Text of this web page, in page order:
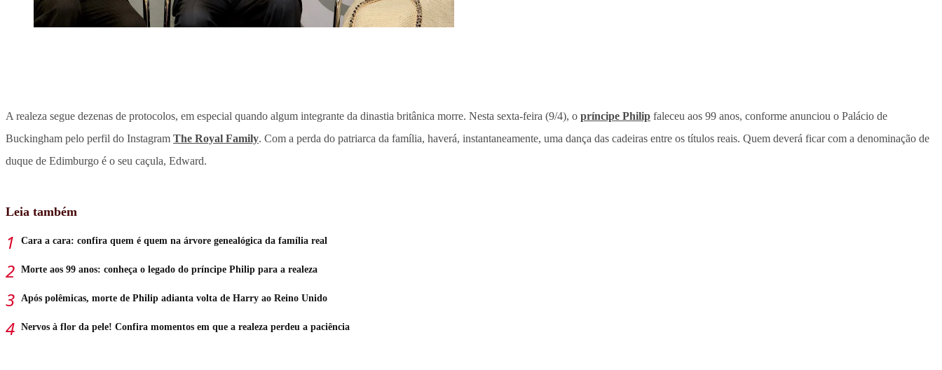
A realeza segue dezenas de protocolos, em especial quando algum integrante da dinastia britânica morre. Nesta sexta-feira (9/4), o príncipe Philip faleceu aos 99 anos, conforme anunciou o Palácio de
Buckingham pelo perfil do Instagram The Royal Family. Com a perda do patriarca da família, haverá, instantaneamente, uma dança das cadeiras entre os títulos reais. Quem deverá ficar com a denominação de
duque de Edimburgo é o seu caçula, Edward.
Leia também
Cara a cara: confira quem é quem na árvore genealógica da família real
Morte aos 99 anos: conheça o legado do príncipe Philip para a realeza
Após polêmicas, morte de Philip adianta volta de Harry ao Reino Unido
Nervos à flor da pele! Confira momentos em que a realeza perdeu a paciência